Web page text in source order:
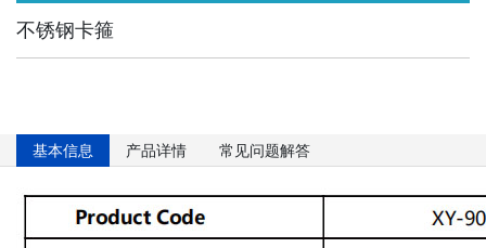
不锈钢卡箍
基本信息 产品详情 常见问题解答